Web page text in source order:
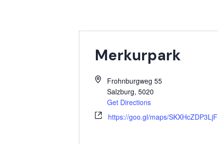
Merkurpark
Frohnburgweg 55
Salzburg, 5020
Get Directions
https://goo.gl/maps/